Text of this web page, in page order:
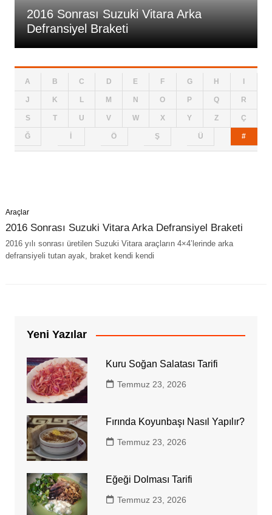
2016 Sonrası Suzuki Vitara Arka
Defransiyel Braketi
A B C D E F G H
J K L M N O P Q R
S T U V W X Y Z Ç
Ğ Ö Ş Ü #
Araçlar
2016 Sonrası Suzuki Vitara Arka Defransiyel Braketi
2016 yılı sonrası üretilen Suzuki Vitara araçların 4×4’lerinde arka
defransiyeli tutan ayak, braket kendi kendi
Yeni Yazılar
Kuru Soğan Salatası Tarifi
Temmuz 23, 2026
Fırında Koyunbaşı Nasıl Yapılır?
Temmuz 23, 2026
Eğeği Dolması Tarifi
Temmuz 23, 2026